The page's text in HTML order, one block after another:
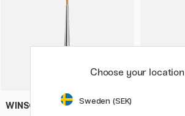
WINSOR & NEWTON
Choose your location
Sweden (SEK)